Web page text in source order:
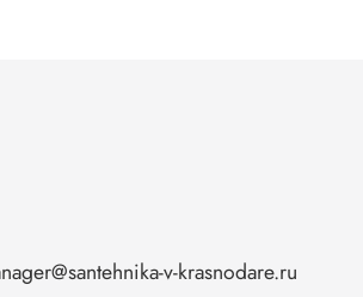
v-krasnodare.ru